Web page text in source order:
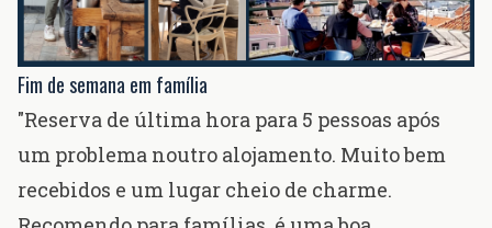
Fim de semana em família
"Reserva de última hora para 5 pessoas após
um problema noutro alojamento. Muito bem
recebidos e um lugar cheio de charme.